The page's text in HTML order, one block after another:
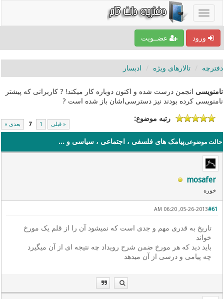
ورود عضــویت
دفترچه تالارهای ویژه ادبسار
نامنویسی انجمن درست شده و اکنون دوباره کار میکند! ? کاربرانی که پیشتر
نامنویسی کرده بودند نیز دسترسی‌اشان باز شده است ?
« قبلی 1
7 بعدی »
رتبه موضوع:
حالت موضوعیپیامک های فلسفی ، اجتماعی ، سیاسی و ...
mosafer
خوره
#61
05-26-2013, 06:20 AM
تاریخ به قدری مهم و جدی است که نمیشود آن را از قلم یک مورخ
خواند
باید دید که هر مورخ ضمن شرح رویداد چه نتیجه ای از آن میگیرد
چه پیامی و درسی از آن میدهد